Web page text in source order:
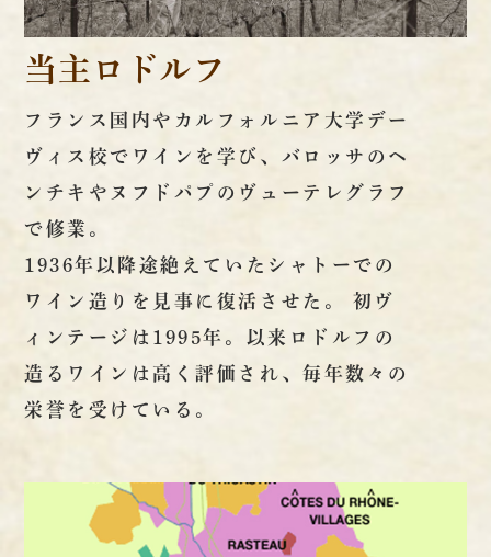
当主ロドルフ
フランス国内やカルフォルニア大学デー
ヴィス校でワインを学び、バロッサのヘ
ンチキやヌフドパプのヴューテレグラフ
で修業。
1936年以降途絶えていたシャトーでの
ワイン造りを見事に復活させた。 初ヴ
ィンテージは1995年。以来ロドルフの
造るワインは高く評価され、毎年数々の
栄誉を受けている。